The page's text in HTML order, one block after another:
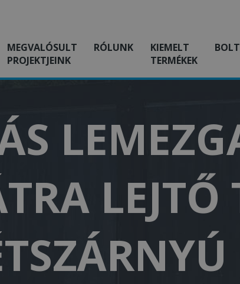
MEGVALÓSULT
PROJEKTJEINK
RÓLUNK
KIEMELT
TERMÉKEK
BOLT
LEJTŐ